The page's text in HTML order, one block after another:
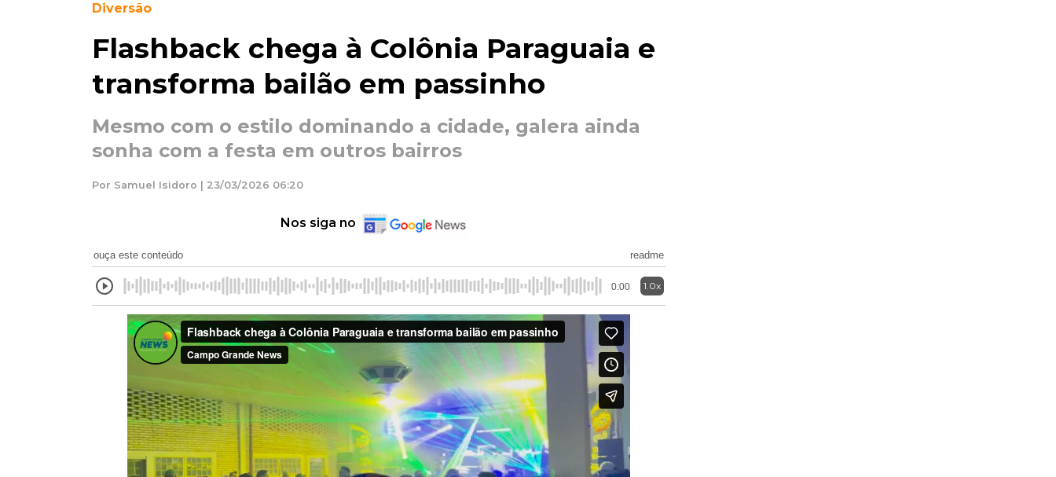
Diversão
Flashback chega à Colônia Paraguaia e
transforma bailão em passinho
Mesmo com o estilo dominando a cidade, galera ainda
sonha com a festa em outros bairros
Por Samuel Isidoro | 23/03/2026 06:20
Nos siga no
ouça este conteúdo readme
0:00 1.0x